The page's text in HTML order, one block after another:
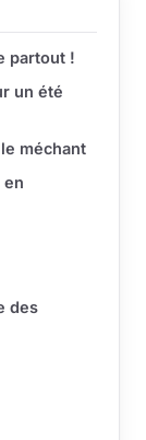
partout !
un été
méchant
en
des